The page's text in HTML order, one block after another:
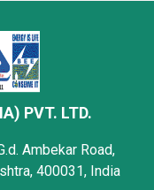
PVT. LTD.
Ambekar Road,
400031, India